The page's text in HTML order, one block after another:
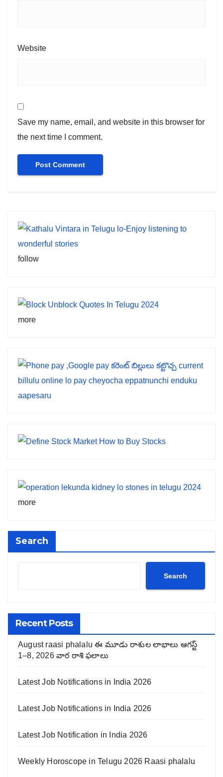
Website
Save my name, email, and website in this browser for
the next time I comment.
follow
more
more
Search
Search
Recent Posts
August raasi phalalu ఈ మూడు రాశుల లాభాలు ఆగస్ట్
1–8, 2026 వార రాశి ఫలాలు
Latest Job Notifications in India 2026
Latest Job Notifications in India 2026
Latest Job Notification in India 2026
Weekly Horoscope in Telugu 2026 Raasi phalalu